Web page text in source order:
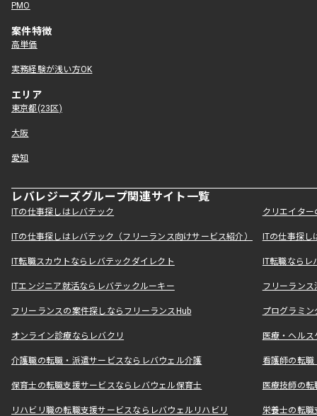
PMO
案件特徴
高単価
実務経験が浅い方OK
エリア
東京都(23区)
大阪
愛知
レバレジーズグループ関連サイト一覧
ITの仕事探しはレバテック クリエイタ
ITの仕事探しはレバテック（フリーランス向けサービス紹介） ITの仕事探
IT転職スカウトならレバテックダイレクト IT転職なら
ITエンジニア就活ならレバテックルーキー フリーラン
フリーランスの案件探しならフリーランスHub プログラミ
オンライン診療ならレバクリ 医療・ヘル
介護職の転職・派遣サービスならレバウェル介護 看護師の転
保育士の転職支援サービスならレバウェル保育士 医療技師の
リハビリ職の転職支援サービスならレバウェルリハビリ 栄養士の転